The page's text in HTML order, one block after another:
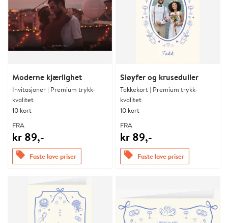
Moderne kjærlighet
Invitasjoner | Premium trykk-
kvalitet
10 kort
FRA
kr 89,-
offers Faste lave priser
Sløyfer og kruseduller
Takkekort | Premium trykk-
kvalitet
10 kort
FRA
kr 89,-
offers Faste lave priser